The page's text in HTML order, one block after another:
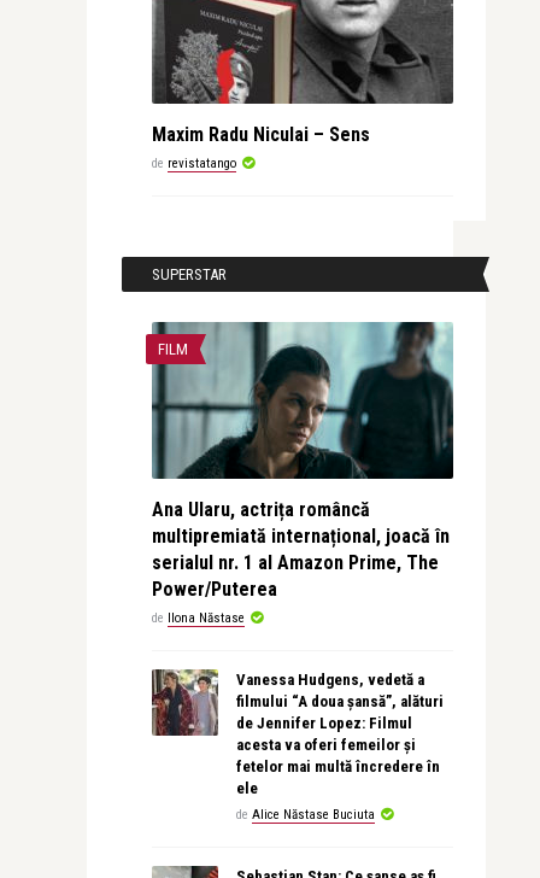
Maxim Radu Niculai – Sens
de revistatango
SUPERSTAR
FILM
Ana Ularu, actrița româncă
multipremiată internațional, joacă în
serialul nr. 1 al Amazon Prime, The
Power/Puterea
de Ilona Năstase
Vanessa Hudgens, vedetă a
filmului “A doua șansă”, alături
de Jennifer Lopez: Filmul
acesta va oferi femeilor și
fetelor mai multă încredere în
ele
de Alice Năstase Buciuta